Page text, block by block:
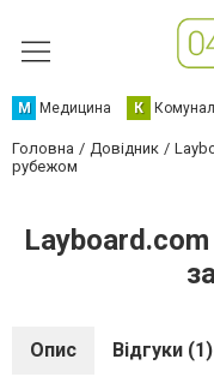
М Медицина К
Головна Довідник
рубежом
Опис Відгуки (1)